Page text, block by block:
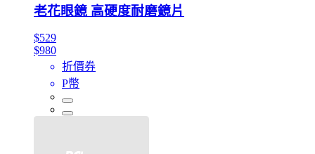
老花眼鏡 高硬度耐磨鏡片
$529
$980
折價券
P幣